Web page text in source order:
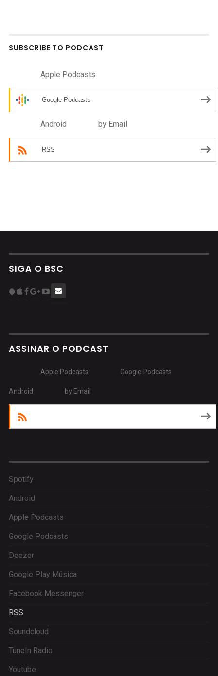
SUBSCRIBE TO PODCAST
Apple Podcasts
Google Podcasts
Android by Email
RSS
SIGA O BSC
ASSINAR O PODCAST
Apple Podcasts Google Podcasts
Android by Email
Spotify
Android
Apple Podcasts
Google Podcasts
Deezer
Google Play Música
Facebook Messenger
RSS
Soundcloud
TuneIn Radio
Youtube